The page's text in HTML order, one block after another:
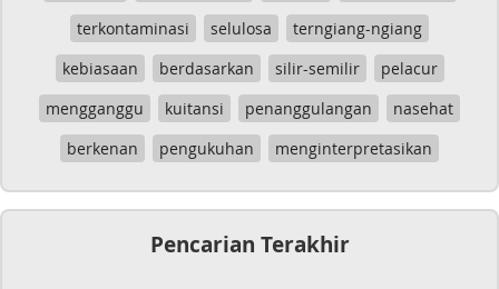
terkontaminasi
selulosa
terngiang-ngiang
kebiasaan
berdasarkan silir-semilir
pelacur
mengganggu
kuitansi penanggulangan
nasehat
berkenan
pengukuhan menginterpretasikan
Pencarian Terakhir